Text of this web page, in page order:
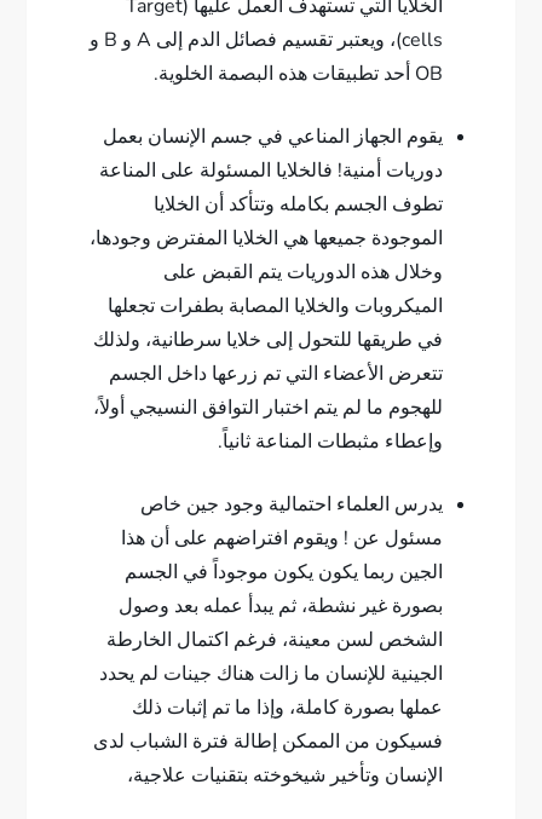
الخلايا التي تستهدف العمل عليها (Target
cells)، ويعتبر تقسيم فصائل الدم إلى A و B و
OB أحد تطبيقات هذه البصمة الخلوية.
يقوم الجهاز المناعي في جسم الإنسان بعمل
دوريات أمنية! فالخلايا المسئولة على المناعة
تطوف الجسم بكامله وتتأكد أن الخلايا
الموجودة جميعها هي الخلايا المفترض وجودها،
وخلال هذه الدوريات يتم القبض على
الميكروبات والخلايا المصابة بطفرات تجعلها
في طريقها للتحول إلى خلايا سرطانية، ولذلك
تتعرض الأعضاء التي تم زرعها داخل الجسم
للهجوم ما لم يتم اختبار التوافق النسيجي أولاً،
وإعطاء مثبطات المناعة ثانياً.
يدرس العلماء احتمالية وجود جين خاص
مسئول عن ! ويقوم افتراضهم على أن هذا
الجين ربما يكون يكون موجوداً في الجسم
بصورة غير نشطة، ثم يبدأ عمله بعد وصول
الشخص لسن معينة، فرغم اكتمال الخارطة
الجينية للإنسان ما زالت هناك جينات لم يحدد
عملها بصورة كاملة، وإذا ما تم إثبات ذلك
فسيكون من الممكن إطالة فترة الشباب لدى
الإنسان وتأخير شيخوخته بتقنيات علاجية،